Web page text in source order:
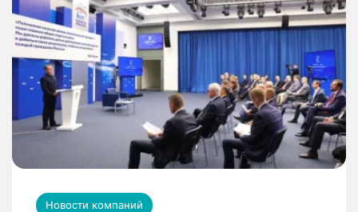
Новости компаний